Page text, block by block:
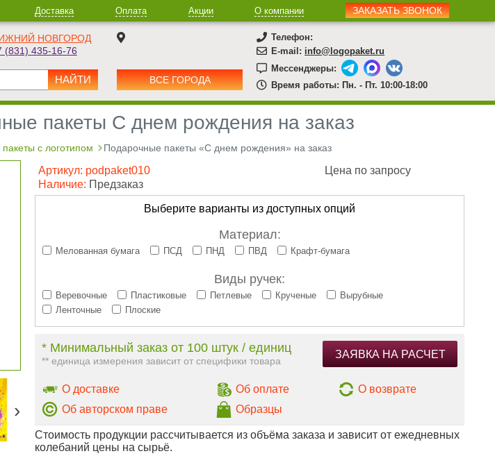
Доставка Оплата Акции О компании ЗАКАЗАТЬ ЗВОНОК
НОВГОРОД
(831) 435-16-76
ВСЕ ГОРОДА
Телефон:
E-mail: info@logopaket.ru
Мессенджеры:
Время работы: Пн. - Пт. 10:00-18:00
пакеты С днем рождения на заказ
с логотипом Подарочные пакеты «С днем рождения» на заказ
›
Артикул: podpaket010
Наличие: Предзаказ
Цена по запросу
Выберите варианты из доступных опций
Материал:
Мелованная бумага ПСД ПНД ПВД Крафт-бумага
Виды ручек:
Веревочные Пластиковые Петлевые Крученые
Вырубные
Ленточные
Плоские
* Минимальный заказ от 100 штук / единиц
** единица измерения зависит от специфики товара
ЗАЯВКА НА РАСЧЕТ
О доставке Об оплате
О возврате
Об авторском праве
Образцы
Стоимость продукции рассчитывается из объёма заказа и зависит от ежедневных
колебаний цены на сырьё.